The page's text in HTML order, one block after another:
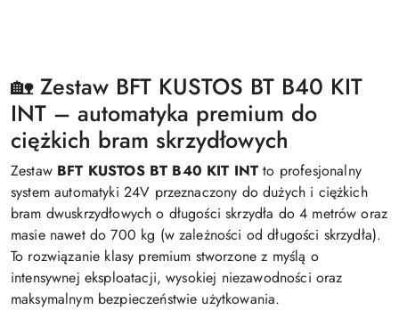
🏡 Zestaw BFT KUSTOS BT B40 KIT
INT – automatyka premium do
ciężkich bram skrzydłowych
Zestaw BFT KUSTOS BT B40 KIT INT to profesjonalny
system automatyki 24V przeznaczony do dużych i ciężkich
bram dwuskrzydłowych o długości skrzydła do 4 metrów oraz
masie nawet do 700 kg (w zależności od długości skrzydła).
To rozwiązanie klasy premium stworzone z myślą o
intensywnej eksploatacji, wysokiej niezawodności oraz
maksymalnym bezpieczeństwie użytkowania.